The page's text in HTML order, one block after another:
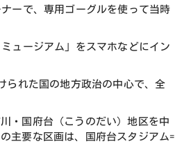
ーで、専用ゴーグルを使って当時
ュージアム」をスマホなどにイン
られた国の地方政治の中心で、全
・国府台（こうのだい）地区を中
主要な区画は、国府台スタジアム=